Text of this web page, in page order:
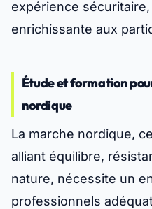
expérience
enrichissante aux
Étude et formation
nordique
La marche nordique,
alliant équilibre,
nature, nécessite un
professionnels